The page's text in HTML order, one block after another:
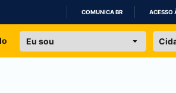
IR
COMUNICA BR ACESSO